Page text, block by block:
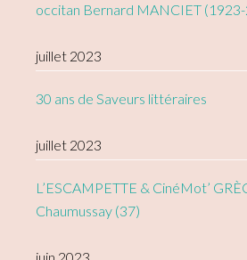
occitan Bernard MANCIET
juillet 2023
30 ans de Saveurs littéraires
juillet 2023
L’ESCAMPETTE & CinéMot’
Chaumussay (37)